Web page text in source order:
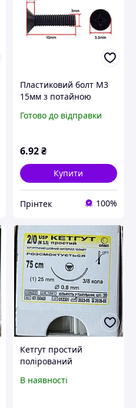
Пластиковий болт М3
15мм з потайною
Чорний нейлоновий
Готово до відправки
6.92₴
Купити
Прінтек 100%
Кетгут простий
полірований
зв.ріж.
В наявності